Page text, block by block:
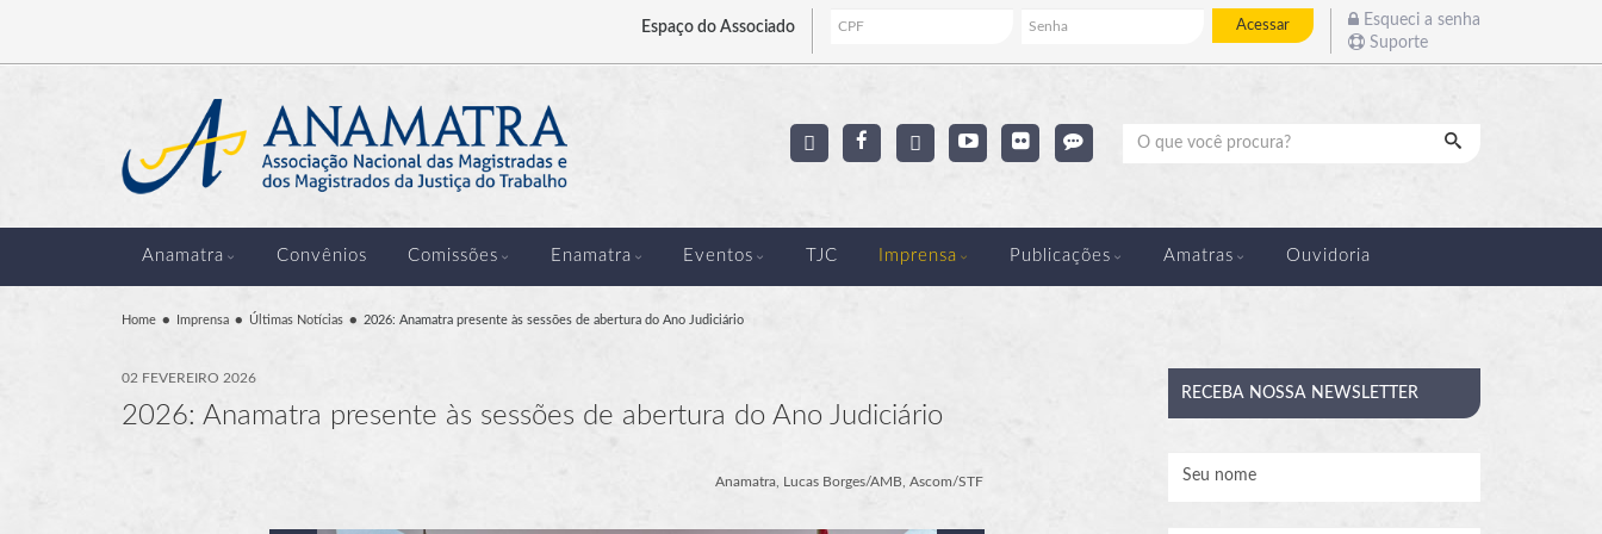
Espaço do Associado Acessar
Esqueci a senha
Suporte
Pesquisar
Anamatra Convênios Comissões Enamatra Eventos TJC Imprensa Publicações Amatras Ouvidoria
Home Imprensa Últimas Notícias 2026: Anamatra presente às sessões de abertura do Ano Judiciário
02 FEVEREIRO 2026
2026: Anamatra presente às sessões de abertura do Ano Judiciário
Anamatra, Lucas Borges/AMB, Ascom/STF
RECEBA NOSSA NEWSLETTER